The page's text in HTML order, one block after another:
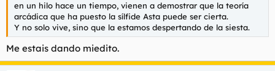
en un hilo hace un tiempo, vienen a demostrar que la teoría
arcádica que ha puesto la sílfide Asta puede ser cierta.
Y no solo vive, sino que la estamos despertando de la siesta.
Me estais dando miedito.